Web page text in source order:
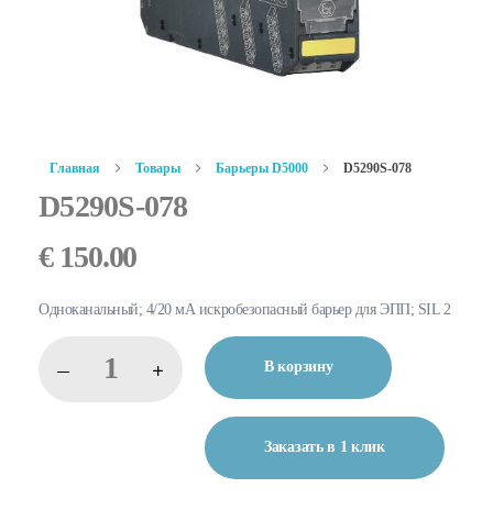
Главная Товары Барьеры D5000 D5290S-078
D5290S-078
€150.00
Одноканальный; 4/20 мА искробезопасный барьер для ЭПП; SIL 2
В корзину
Заказать в 1 клик